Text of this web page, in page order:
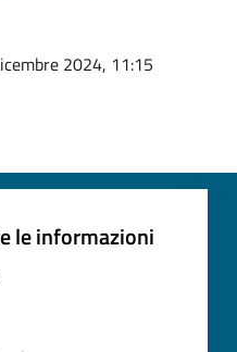
2024, 11:15
le informazioni